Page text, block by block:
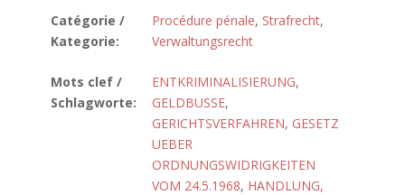
Catégorie /
Kategorie:
Procédure pénale, Strafrecht,
Verwaltungsrecht
Mots clef /
Schlagworte:
ENTKRIMINALISIERUNG,
GELDBUSSE,
GERICHTSVERFAHREN, GESETZ
UEBER
ORDNUNGSWIDRIGKEITEN
VOM 24.5.1968, HANDLUNG,